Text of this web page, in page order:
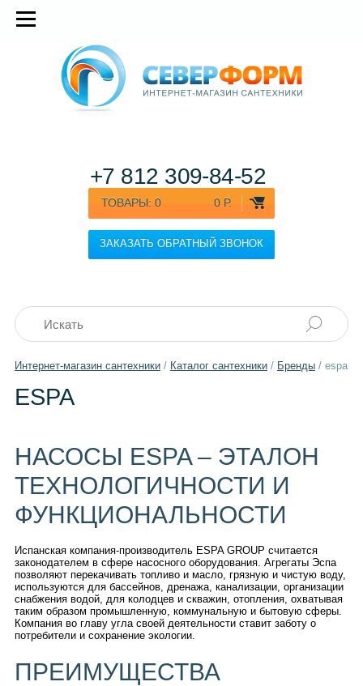
ТОВАРЫ: 0 0 Р.
ЗАКАЗАТЬ ОБРАТНЫЙ ЗВОНОК
+7 812 309-84-52
Интернет-магазин сантехники/ Каталог сантехники/ Бренды/ espa
ESPA
НАСОСЫ ESPA – ЭТАЛОН
ТЕХНОЛОГИЧНОСТИ И
ФУНКЦИОНАЛЬНОСТИ
Испанская компания-производитель ESPA GROUP считается
законодателем в сфере насосного оборудования. Агрегаты Эспа
позволяют перекачивать топливо и масло, грязную и чистую воду,
используются для бассейнов, дренажа, канализации, организации
снабжения водой, для колодцев и скважин, отопления, охватывая
таким образом промышленную, коммунальную и бытовую сферы.
Компания во главу угла своей деятельности ставит заботу о
потребители и сохранение экологии.
ПРЕИМУЩЕСТВА